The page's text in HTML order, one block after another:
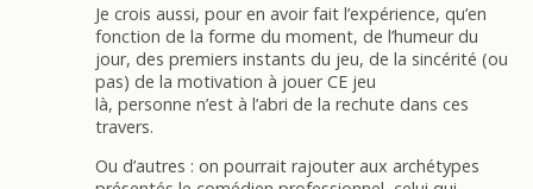
Je crois aussi, pour en avoir fait l’expérience, qu’en
fonction de la forme du moment, de l’humeur du
jour, des premiers instants du jeu, de la sincérité (ou
pas) de la motivation à jouer CE jeu
là, personne n’est à l’abri de la rechute dans ces
travers.
Ou d’autres : on pourrait rajouter aux archétypes